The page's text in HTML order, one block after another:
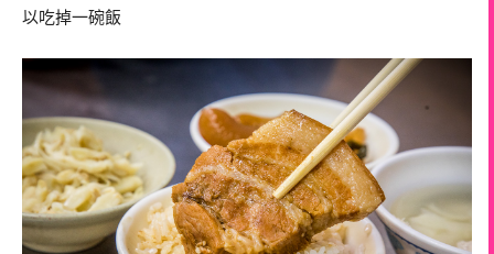
以吃掉一碗飯